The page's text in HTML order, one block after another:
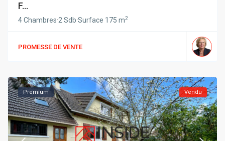
F...
4 Chambres·2 Sdb·Surface 175 m2
PROMESSE DE VENTE
Premium Vendu